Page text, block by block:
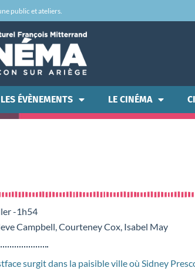
public et ateliers.
LES ÉVÈNEMENTS LE CINÉMA
-1h54
Campbell, Courteney Cox, Isabel May
surgit dans la paisible ville où Sidney